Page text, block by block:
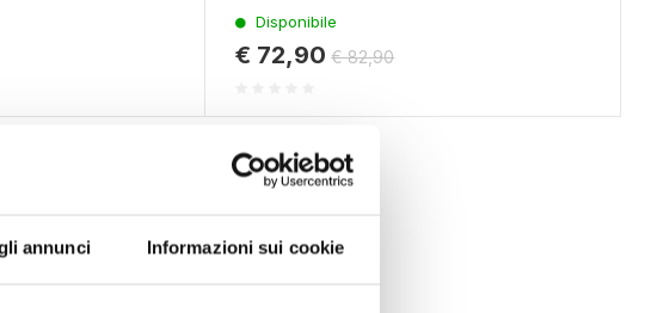
annunci Informazioni sui cookie
Disponibile
€ 72,90 € 82,90